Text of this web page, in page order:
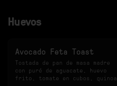
Huevos
Avocado Feta Toast
Tostada de pan de masa madre
con puré de aguacate, huevo
frito, tomate en cubos, quinoa